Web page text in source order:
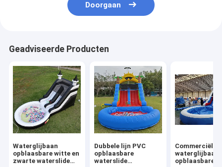
Doorgaan
Geadviseerde Producten
Waterglijbaan
opblaasbare witte en
zwarte waterslide
Dubbele lijn PVC
opblaasbare
waterslide
Commerciële
waterglijbaan
opblaasbare